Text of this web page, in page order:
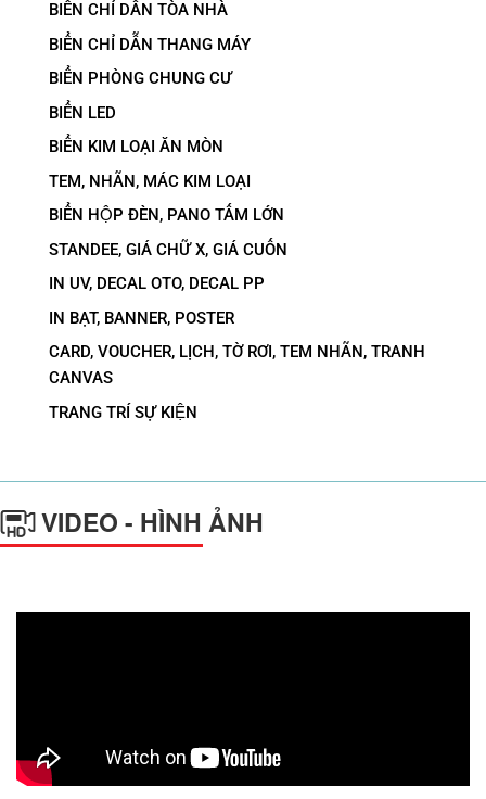
BIỂN CHỈ DẪN TÒA NHÀ
BIỂN CHỈ DẪN THANG MÁY
BIỂN PHÒNG CHUNG CƯ
BIỂN LED
BIỂN KIM LOẠI ĂN MÒN
TEM, NHÃN, MÁC KIM LOẠI
BIỂN HỘP ĐÈN, PANO TẤM LỚN
STANDEE, GIÁ CHỮ X, GIÁ CUỐN
IN UV, DECAL OTO, DECAL PP
IN BẠT, BANNER, POSTER
CARD, VOUCHER, LỊCH, TỜ RƠI, TEM NHÃN, TRANH
CANVAS
TRANG TRÍ SỰ KIỆN
VIDEO - HÌNH ẢNH